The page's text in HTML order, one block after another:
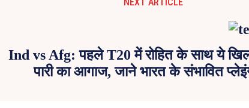
Ind vs Afg: पहले T20 में रोहित के साथ ये
पारी का आगाज, जाने भारत के संभावित